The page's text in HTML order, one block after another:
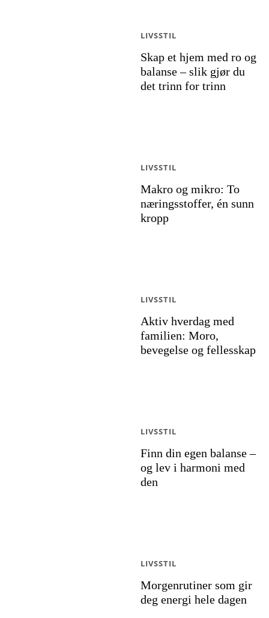
Skap et hjem med ro og
balanse – slik gjør du
det trinn for trinn
LIVSSTIL
Makro og mikro: To
næringsstoffer, én sunn
kropp
LIVSSTIL
Aktiv hverdag med
familien: Moro,
bevegelse og fellesskap
LIVSSTIL
Finn din egen balanse –
og lev i harmoni med
den
LIVSSTIL
Morgenrutiner som gir
deg energi hele dagen
LIVSSTIL